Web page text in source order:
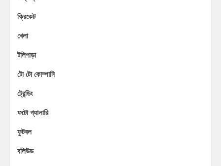
ক্রিকেট
খেলা
টলিপাড়া
টো টো কোম্পানি
ট্রেন্ডিং
ফটো গ্যালারি
ফুটবল
বলিউড